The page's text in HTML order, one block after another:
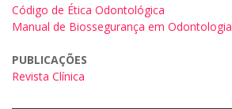
Código de Ética Odontológica
Manual de Biossegurança em Odontologia
PUBLICAÇÕES
Revista Clínica